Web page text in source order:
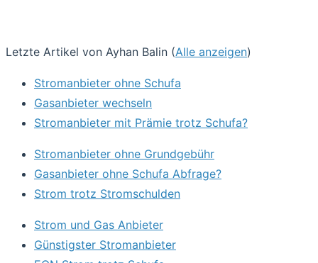
Letzte Artikel von Ayhan Balin (Alle anzeigen)
Stromanbieter ohne Schufa
Gasanbieter wechseln
Stromanbieter mit Prämie trotz Schufa?
Stromanbieter ohne Grundgebühr
Gasanbieter ohne Schufa Abfrage?
Strom trotz Stromschulden
Strom und Gas Anbieter
Günstigster Stromanbieter